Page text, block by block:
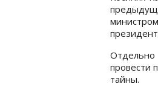
провести
тайны.